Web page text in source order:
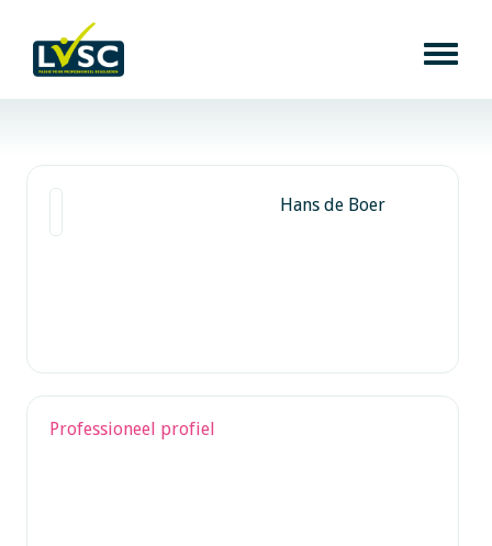
Hans de Boer
Professioneel profiel